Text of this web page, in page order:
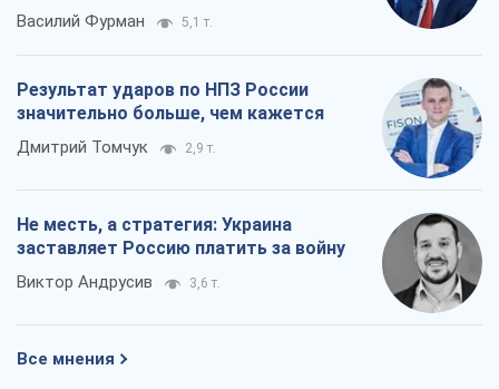
Василий Фурман 5,1 т.
Результат ударов по НПЗ России
значительно больше, чем кажется
Дмитрий Томчук 2,9 т.
Не месть, а стратегия: Украина
заставляет Россию платить за войну
Виктор Андрусив 3,6 т.
Все мнения